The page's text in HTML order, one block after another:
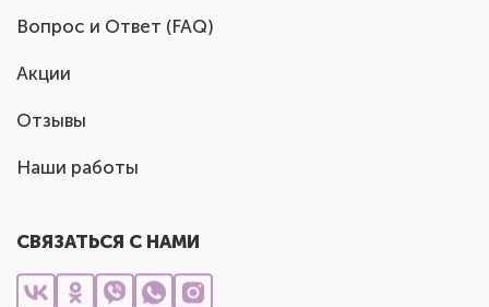
Вопрос и Ответ (FAQ)
Акции
Отзывы
Наши работы
СВЯЗАТЬСЯ С НАМИ